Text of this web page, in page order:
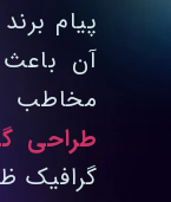
پیام
آن
مخاطب
طراحی
گرافیک